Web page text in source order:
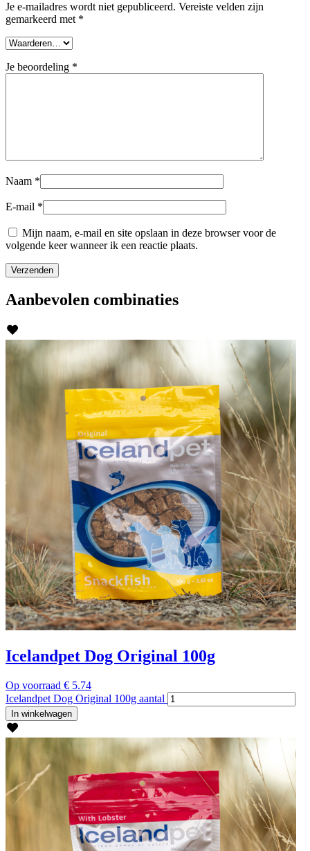
Je e-mailadres wordt niet gepubliceerd. Vereiste velden zijn
gemarkeerd met *
Je beoordeling *
Naam *
E-mail *
Mijn naam, e-mail en site opslaan in deze browser voor de
volgende keer wanneer ik een reactie plaats.
Aanbevolen combinaties
Icelandpet Dog Original 100g
Op voorraad € 5.74
Icelandpet Dog Original 100g aantal
In winkelwagen